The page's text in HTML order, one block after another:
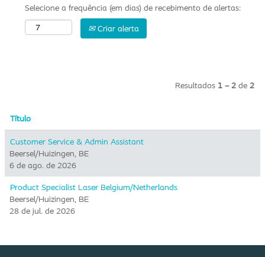
Selecione a frequência (em dias) de recebimento de alertas:
Criar alerta
Resultados 1 – 2 de 2
Título
Customer Service & Admin Assistant
Beersel/Huizingen, BE
6 de ago. de 2026
Product Specialist Laser Belgium/Netherlands
Beersel/Huizingen, BE
28 de jul. de 2026